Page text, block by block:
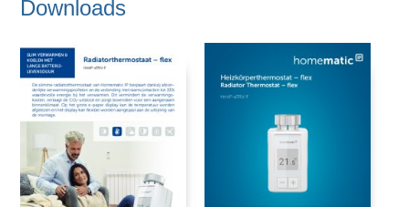
Downloads